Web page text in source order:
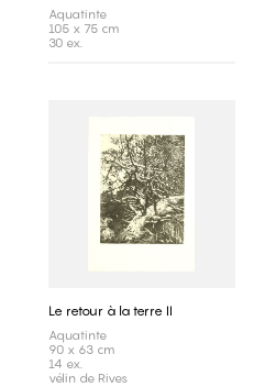
Aquatinte
105 x 75 cm
30 ex.
Le retour à la terre II
Aquatinte
90 x 63 cm
14 ex.
vélin de Rives